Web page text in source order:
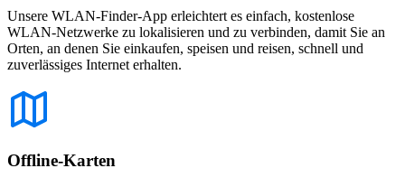
Unsere WLAN-Finder-App erleichtert es einfach, kostenlose
WLAN-Netzwerke zu lokalisieren und zu verbinden, damit Sie an
Orten, an denen Sie einkaufen, speisen und reisen, schnell und
zuverlässiges Internet erhalten.
Offline-Karten